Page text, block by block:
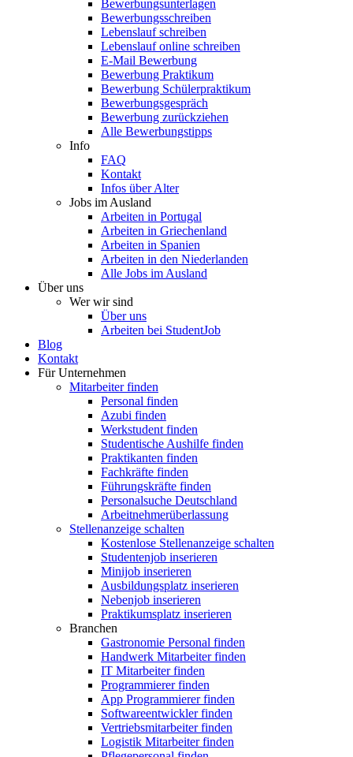
Bewerbungsunterlagen
Bewerbungsschreiben
Lebenslauf schreiben
Lebenslauf online schreiben
E-Mail Bewerbung
Bewerbung Praktikum
Bewerbung Schülerpraktikum
Bewerbungsgespräch
Bewerbung zurückziehen
Alle Bewerbungstipps
Info
FAQ
Kontakt
Infos über Alter
Jobs im Ausland
Arbeiten in Portugal
Arbeiten in Griechenland
Arbeiten in Spanien
Arbeiten in den Niederlanden
Alle Jobs im Ausland
Über uns
Wer wir sind
Über uns
Arbeiten bei StudentJob
Blog
Kontakt
Für Unternehmen
Mitarbeiter finden
Personal finden
Azubi finden
Werkstudent finden
Studentische Aushilfe finden
Praktikanten finden
Fachkräfte finden
Führungskräfte finden
Personalsuche Deutschland
Arbeitnehmerüberlassung
Stellenanzeige schalten
Kostenlose Stellenanzeige schalten
Studentenjob inserieren
Minijob inserieren
Ausbildungsplatz inserieren
Nebenjob inserieren
Praktikumsplatz inserieren
Branchen
Gastronomie Personal finden
Handwerk Mitarbeiter finden
IT Mitarbeiter finden
Programmierer finden
App Programmierer finden
Softwareentwickler finden
Vertriebsmitarbeiter finden
Logistik Mitarbeiter finden